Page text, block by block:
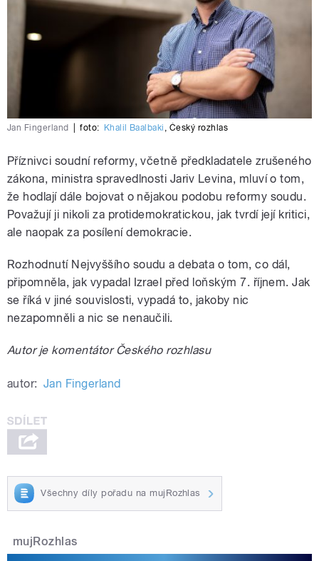
Jan Fingerland foto: Khalil Baalbaki Český rozhlas
Příznivci soudní reformy, včetně předkladatele zrušeného
zákona, ministra spravedlnosti Jariv Levina, mluví o tom,
že hodlají dále bojovat o nějakou podobu reformy soudu.
Považují ji nikoli za protidemokratickou, jak tvrdí její kritici,
ale naopak za posílení demokracie.
Rozhodnutí Nejvyššího soudu a debata o tom, co dál,
připomněla, jak vypadal Izrael před loňským 7. říjnem. Jak
se říká v jiné souvislosti, vypadá to, jakoby nic
nezapomněli a nic se nenaučili.
Autor je komentátor Českého rozhlasu
autor: Jan Fingerland
Všechny díly pořadu na mujRozhlas
mujRozhlas